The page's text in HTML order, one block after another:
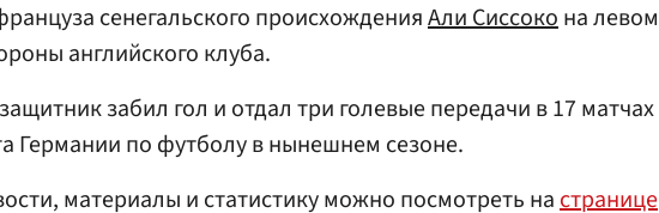
сенегальского происхожденияАли Сиссокона левом
английского клуба.
забил гол и отдал три голевые передачи в 17 матчах
Германии по футболу в нынешнем сезоне.
материалы и статистику можно посмотреть настранице